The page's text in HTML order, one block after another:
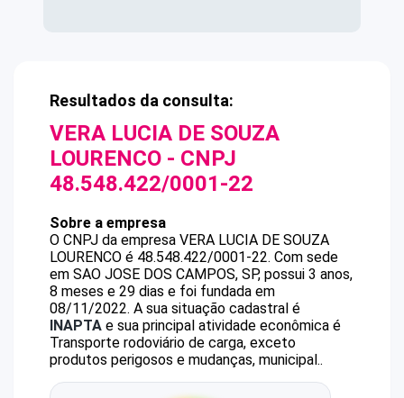
Resultados da consulta:
VERA LUCIA DE SOUZA
LOURENCO - CNPJ
48.548.422/0001-22
Sobre a empresa
O CNPJ da empresa VERA LUCIA DE SOUZA
LOURENCO é 48.548.422/0001-22. Com sede
em SAO JOSE DOS CAMPOS, SP, possui 3 anos,
8 meses e 29 dias e foi fundada em
08/11/2022. A sua situação cadastral é
INAPTA e sua principal atividade econômica é
Transporte rodoviário de carga, exceto
produtos perigosos e mudanças, municipal..